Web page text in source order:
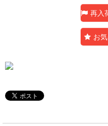
再入
お